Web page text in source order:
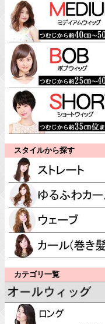
スタイルから探す
カテゴリ一覧